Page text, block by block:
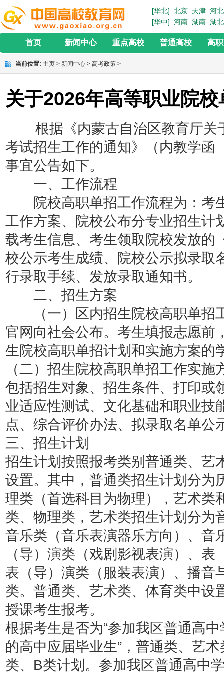
[华北] 北京 天津 河北
[华中] 河南 湖南 湖北
首页 新闻中心 重点高校 普通高校 高
当前位置: 主页 > 新闻中心 > 高考政策 >
关于2026年高等职业院
根据《内蒙古自治区教育厅关
考试招生工作的通知》（内教学函
事宜公告如下。
一、工作流程
院校高职单招工作流程为：考
工作方案、院校公布分专业招生计
载考生信息、考生领取院校发放的
校公示考生成绩、院校公示拟录取
行录取手续、发放录取通知书。
二、招生方案
（一）区内招生院校高职单招
官网向社会公布。考生填报志愿前
生院校高职单招计划和实施方案的
（二）招生院校高职单招工作实
包括招生对象、招生条件、打印或
业适应性测试、文化基础和职业技
点、综合评价办法、拟录取名单公
三、招生计划
招生计划按照报考类别普通类、艺
设置。其中，普通类招生计划分为
理类（首选科目为物理），艺术类
类、物理类，艺术类招生计划分为
音乐类（音乐表演器乐方向）、音
（导）演类（戏剧影视表演）、
表（导）演类（服装表演）、播音
类。普通类、艺术类、体育类中设
授课考生报考。
根据考生是否为“参加我区普通高
的高中应届毕业生”，普通类、艺
类、B类计划。参加我区普通高中